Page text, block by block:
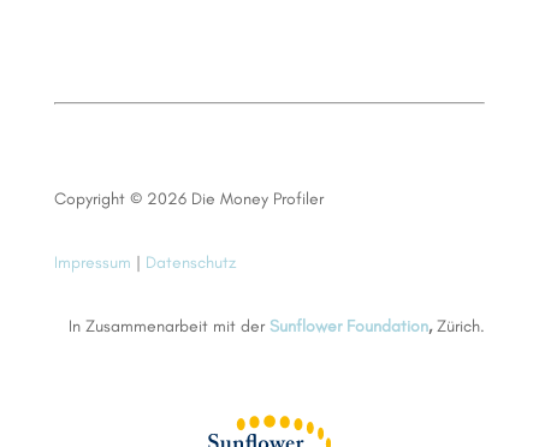
Copyright © 2026 Die Money Profiler
Impressum | Datenschutz
In Zusammenarbeit mit derSunflower Foundation,Zürich.